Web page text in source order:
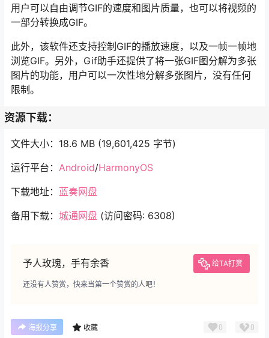
用户可以自由调节GIF的速度和图片质量，也可以将视频的
一部分转换成GIF。
此外，该软件还支持控制GIF的播放速度，以及一帧一帧地
浏览GIF。另外，Gif助手还提供了将一张GIF图分解为多张
图片的功能，用户可以一次性地分解多张图片，没有任何
限制。
资源下载：
文件大小：18.6 MB (19,601,425 字节)
运行平台： Android/HarmonyOS
下载地址： 蓝奏网盘
备用下载： 城通网盘 (访问密码: 6308)
予人玫瑰，手有余香 给TA打赏
还没有人赞赏，快来当第一个赞赏的人吧！
海报分享 收藏 0 0